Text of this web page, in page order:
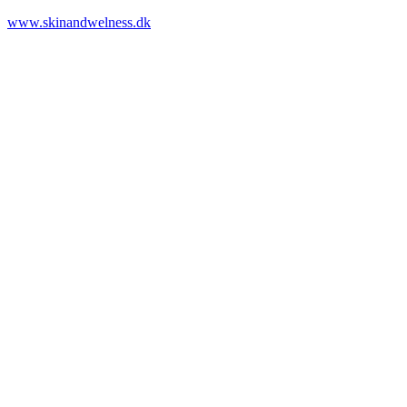
www.skinandwelness.dk